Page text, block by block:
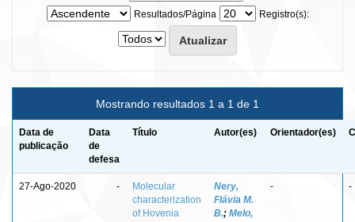
Resultados/Página
Registro(s):
Mostrando resultados 1 a 1 de 1
Data de
publicação
Data
de
defesa
Título Autor(es) Orientador(es)
27-Ago-2020 -
Molecular
characterization
of Hovenia
Nery,
Flávia M.
B.; Melo,
- -